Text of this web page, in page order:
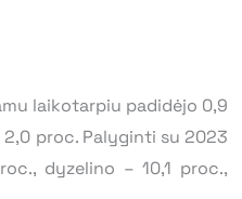
laikotarpiu padidėjo 0,9
proc. Palyginti su 2023
dyzelino – 10,1 proc.,